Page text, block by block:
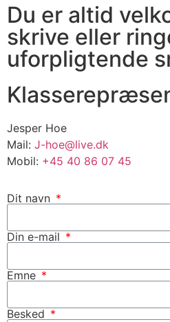
Du er altid
skrive eller
uforpligtende
Jesper Hoe
Mail: J-hoe@live.dk
Mobil: +45 40 86 07 45
Dit navn
Din e-mail
Emne
Besked